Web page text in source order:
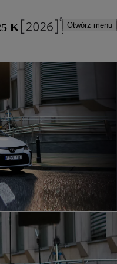
Otwórz menu
KM dostępna